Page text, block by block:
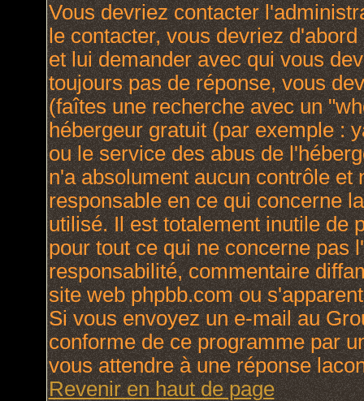
Vous devriez contacter
le contacter, vous devriez
et lui demander avec qui vous
toujours pas de réponse, vous
(faîtes une recherche avec un
hébergeur gratuit (par exemple :
ou le service des abus de
n'a absolument aucun contrôle et
responsable en ce qui concerne
utilisé. Il est totalement inutile de
pour tout ce qui ne concerne pas
responsabilité, commentaire
site web phpbb.com ou
Si vous envoyez un e-mail au
conforme de ce programme par
vous attendre à une réponse
Revenir en haut de page